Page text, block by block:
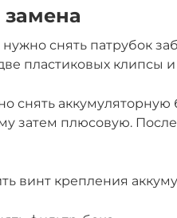
снять патрубок
пластиковых клипсы и
снять
затем плюсовую.
винт крепления